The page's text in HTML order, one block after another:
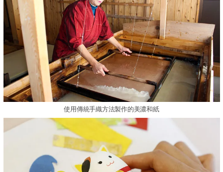
使用傳統手織方法製作的美濃和紙